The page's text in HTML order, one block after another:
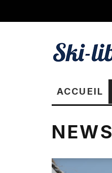
ACCUEIL
NEWS